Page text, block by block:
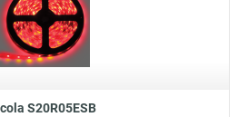
S20R05ESB